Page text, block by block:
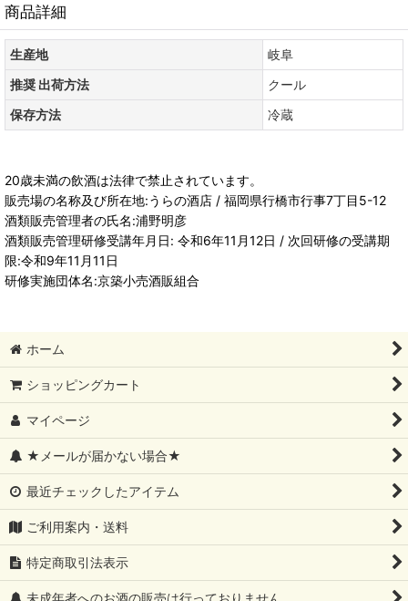
商品詳細
生産地
岐阜
推奨 出荷方法
クール
保存方法
冷蔵
20歳未満の飲酒は法律で禁止されています。
販売場の名称及び所在地:うらの酒店 / 福岡県行橋市行事7丁目5-12
酒類販売管理者の氏名:浦野明彦
酒類販売管理研修受講年月日: 令和6年11月12日 / 次回研修の受講期
限:令和9年11月11日
研修実施団体名:京築小売酒販組合
ホーム
ショッピングカート
マイページ
★メールが届かない場合★
最近チェックしたアイテム
ご利用案内・送料
特定商取引法表示
未成年者へのお酒の販売は行っておりません